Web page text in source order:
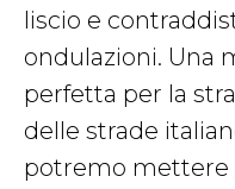
liscio e
ondulazioni. Una
perfetta per la
delle strade
potremo mettere